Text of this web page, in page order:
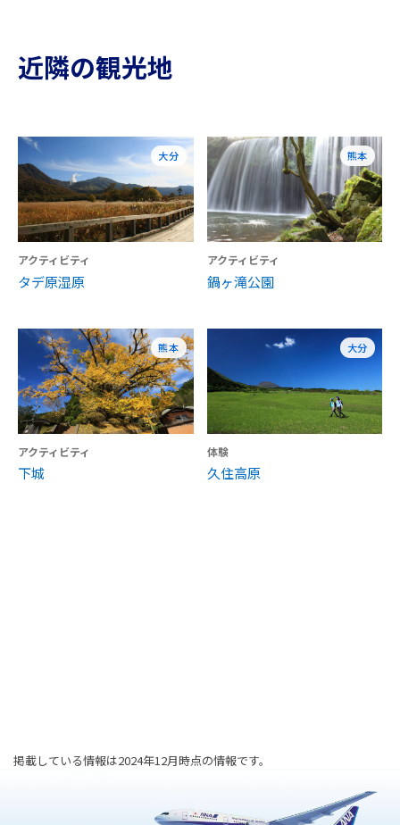
近隣の観光地
大分
アクティビティ
タデ原湿原
熊本
アクティビティ
鍋ヶ滝公園
熊本
アクティビティ
下城
大分
体験
久住高原
掲載している情報は2024年12月時点の情報です。